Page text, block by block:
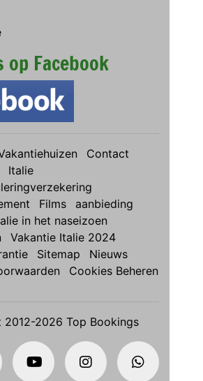
op Facebook
Contact
Italie
Films
aanbieding
in het naseizoen
Vakantie Italie 2024
Sitemap
Nieuws
Cookies Beheren
2026 Top Bookings